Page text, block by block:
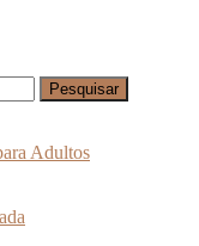
Adultos